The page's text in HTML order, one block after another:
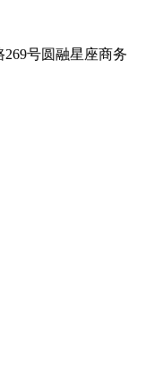
269号圆融星座商务